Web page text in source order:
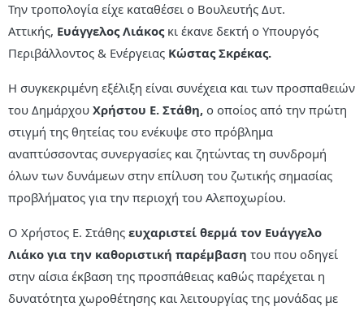
Την τροπολογία είχε καταθέσει ο Βουλευτής Δυτ.
Αττικής, Ευάγγελος Λιάκος κι έκανε δεκτή ο Υπουργός
Περιβάλλοντος & Ενέργειας Κώστας Σκρέκας.
Η συγκεκριμένη εξέλιξη είναι συνέχεια και των προσπαθειών
του Δημάρχου Χρήστου Ε. Στάθη, ο οποίος από την πρώτη
στιγμή της θητείας του ενέκυψε στο πρόβλημα
αναπτύσσοντας συνεργασίες και ζητώντας τη συνδρομή
όλων των δυνάμεων στην επίλυση του ζωτικής σημασίας
προβλήματος για την περιοχή του Αλεποχωρίου.
Ο Χρήστος Ε. Στάθης ευχαριστεί θερμά τον Ευάγγελο
Λιάκο για την καθοριστική παρέμβαση του που οδηγεί
στην αίσια έκβαση της προσπάθειας καθώς παρέχεται η
δυνατότητα χωροθέτησης και λειτουργίας της μονάδας με